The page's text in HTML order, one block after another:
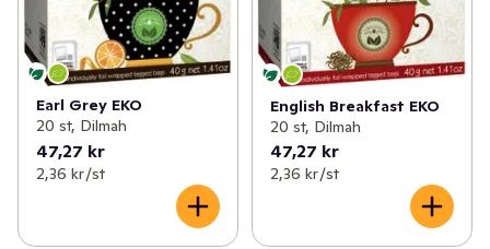
Earl Grey EKO
20 st, Dilmah
47,27 kr
2,36 kr /st
English Breakfast EKO
20 st, Dilmah
47,27 kr
2,36 kr /st